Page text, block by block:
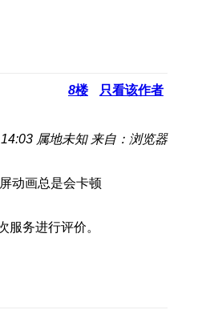
8楼 只看该作者
属地未知 来自：浏览器
动画总是会卡顿
服务进行评价。